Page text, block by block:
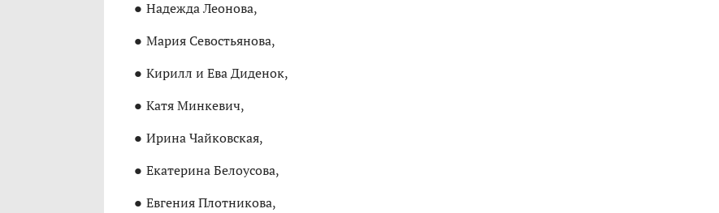
Надежда Леонова,
Мария Севостьянова,
Кирилл и Ева Диденок,
Катя Минкевич,
Ирина Чайковская,
Екатерина Белоусова,
Евгения Плотникова,